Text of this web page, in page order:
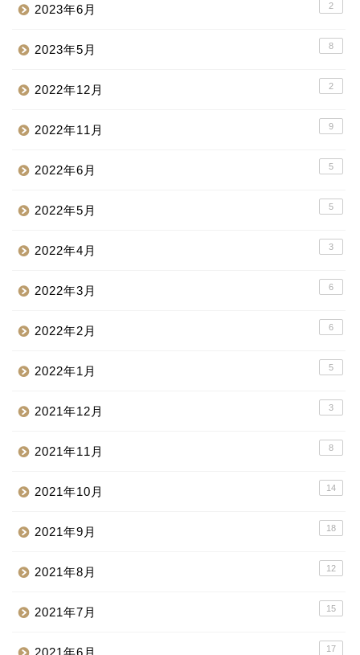
2023年6月 2
2023年5月 8
2022年12月 2
2022年11月 9
2022年6月 5
2022年5月 5
2022年4月 3
2022年3月 6
2022年2月 6
2022年1月 5
2021年12月 3
2021年11月 8
2021年10月 14
2021年9月 18
2021年8月 12
2021年7月 15
17